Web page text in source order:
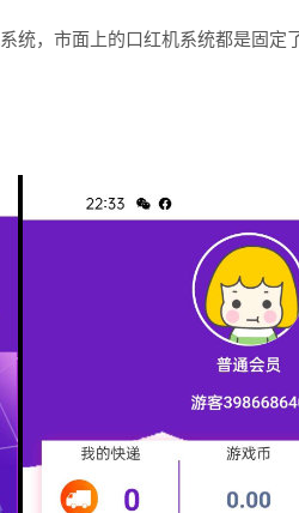
统，市面上的口红机系统都是固定